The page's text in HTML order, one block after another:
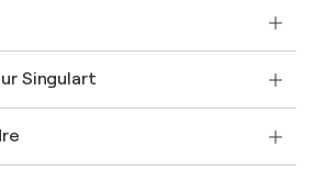
commercial
d'art original
qu'Artiste
Singulart